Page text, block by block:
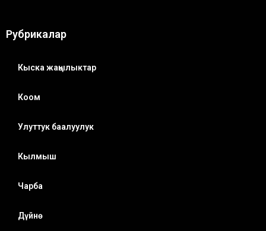
Рубрикалар
Кыска жаңылыктар
Коом
Улуттук баалуулук
Кылмыш
Чарба
Дүйнө